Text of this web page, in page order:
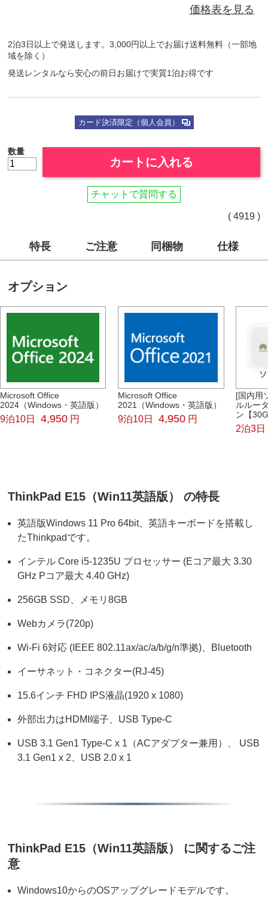
価格表を見る
2泊3日以上で発送します。3,000円以上でお届け送料無料（一部地
域を除く）
発送レンタルなら安心の前日お届けで実質1泊お得です
カード決済限定（個人会員）
数量
カートに入れる
チャットで質問する
( 4919 )
特長 ご注意 同梱物 仕様
オプション
Microsoft Office
2024（Windows・英語版）
9泊10日 4,950 円
Microsoft Office
2021（Windows・英語版）
9泊10日 4,950 円
[国内用
ルルー
ン【
2泊3日
ThinkPad E15（Win11英語版） の特長
英語版Windows 11 Pro 64bit、英語キーボードを搭載し
たThinkpadです。
インテル Core i5-1235U プロセッサー (Eコア最大 3.30
GHz Pコア最大 4.40 GHz)
256GB SSD、メモリ8GB
Webカメラ(720p)
Wi-Fi 6対応 (IEEE 802.11ax/ac/a/b/g/n準拠)、Bluetooth
イーサネット・コネクター(RJ-45)
15.6インチ FHD IPS液晶(1920 x 1080)
外部出力はHDMI端子、USB Type-C
USB 3.1 Gen1 Type-C x 1（ACアダプター兼用）、 USB
3.1 Gen1 x 2、USB 2.0 x 1
ThinkPad E15（Win11英語版） に関するご注
意
Windows10からのOSアップグレードモデルです。